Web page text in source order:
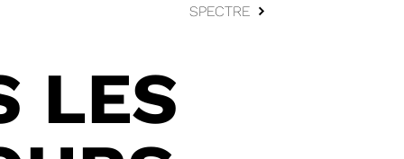
SPECTRE
LES